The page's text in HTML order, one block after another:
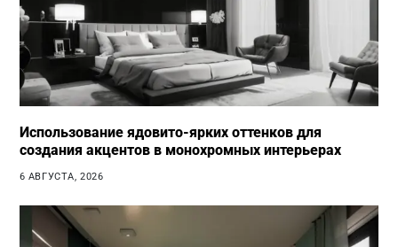
Использование ядовито-ярких оттенков для
создания акцентов в монохромных интерьерах
6 АВГУСТА, 2026